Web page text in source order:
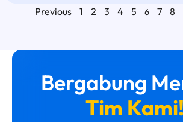
Previous 1 2 3 4 5 6 7 8
Bergabung
Tim Kami!